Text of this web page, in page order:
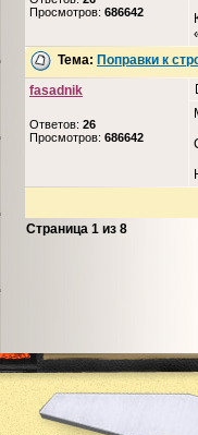
Просмотров: 686642
Тема: Поправки к
fasadnik
Ответов: 26
Просмотров: 686642
Страница 1 из 8